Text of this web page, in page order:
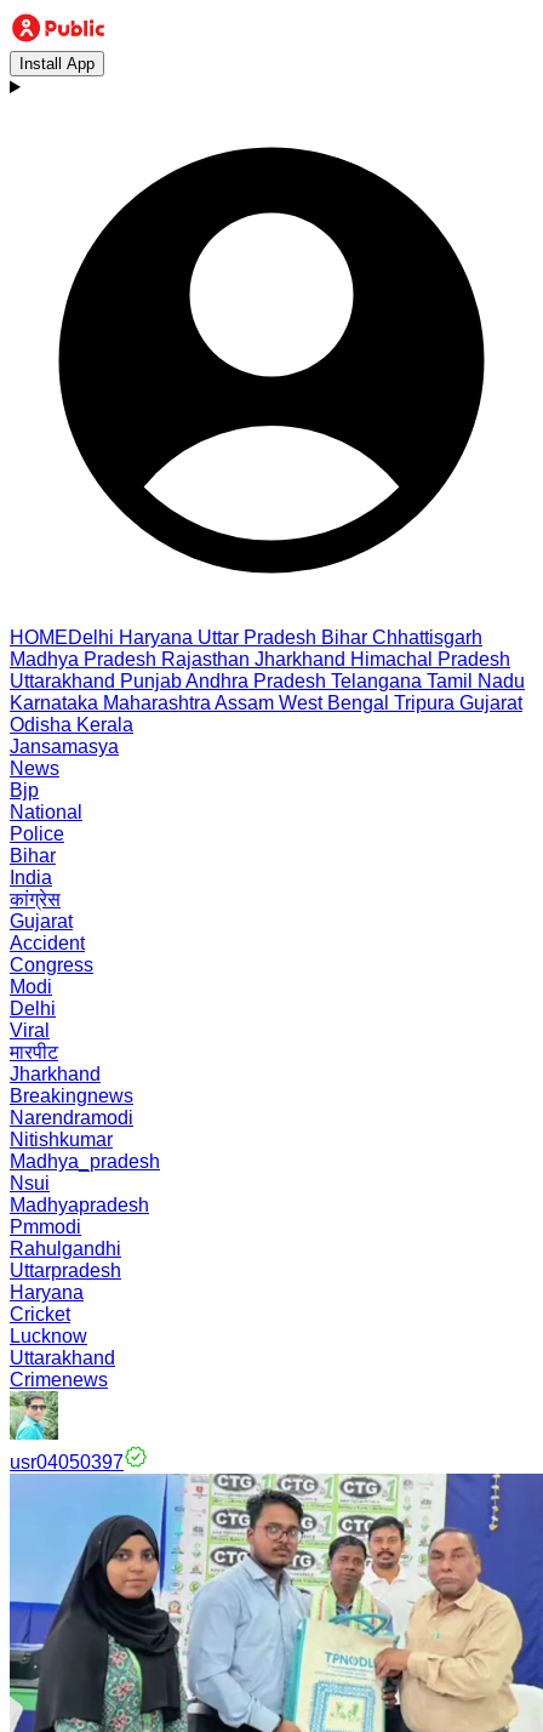
Install App
HOMEDelhi Haryana Uttar Pradesh Bihar Chhattisgarh
Madhya Pradesh Rajasthan Jharkhand Himachal Pradesh
Uttarakhand PunjabAndhra Pradesh Telangana Tamil Nadu
Karnataka Maharashtra Assam West Bengal Tripura Gujarat
Odisha Kerala
Jansamasya
News
Bjp
National
Police
Bihar
India
कांग्रेस
Gujarat
Accident
Congress
Modi
Delhi
Viral
मारपीट
Jharkhand
Breakingnews
Narendramodi
Nitishkumar
Madhya_pradesh
Nsui
Madhyapradesh
Pmmodi
Rahulgandhi
Uttarpradesh
Haryana
Cricket
Lucknow
Uttarakhand
Crimenews
usr04050397